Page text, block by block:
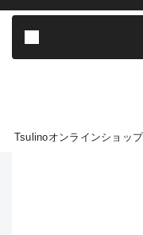
Tsulinoオンラインショップ
ライン・ハ
針・仕掛
釣り用品・